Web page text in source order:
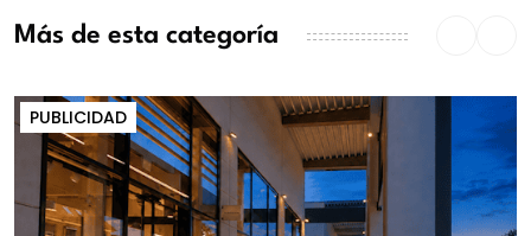
Más de esta categoría
PUBLICIDAD